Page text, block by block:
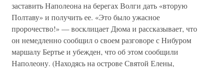
заставить Наполеона на берегах Волги дать «вторую
Полтаву» и получить ее. «Это было ужасное
пророчество!» — восклицает Дюма и рассказывает, что
он немедленно сообщил о своем разговоре с Нибуром
маршалу Бертье и убежден, что об этом сообщили
Наполеону. (Находясь на острове Святой Елены,